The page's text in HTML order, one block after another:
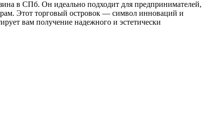
в СПб. Он идеально подходит для предпринимателей,
Этот торговый островок — символ инноваций и
вам получение надежного и эстетически